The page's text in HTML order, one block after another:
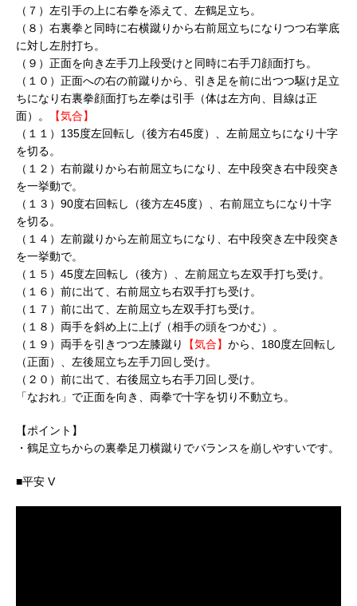
（７）左引手の上に右拳を添えて、左鶴足立ち。
（８）右裏拳と同時に右横蹴りから右前屈立ちになりつつ右掌底
に対し左肘打ち。
（９）正面を向き左手刀上段受けと同時に右手刀顔面打ち。
（１０）正面への右の前蹴りから、引き足を前に出つつ駆け足立
ちになり右裏拳顔面打ち左拳は引手（体は左方向、目線は正
面）。
【気合】
（１１）135度左回転し（後方右45度）、左前屈立ちになり十字
を切る。
（１２）右前蹴りから右前屈立ちになり、左中段突き右中段突き
を一挙動で。
（１３）90度右回転し（後方左45度）、右前屈立ちになり十字
を切る。
（１４）左前蹴りから左前屈立ちになり、右中段突き左中段突き
を一挙動で。
（１５）45度左回転し（後方）、左前屈立ち左双手打ち受け。
（１６）前に出て、右前屈立ち右双手打ち受け。
（１７）前に出て、左前屈立ち左双手打ち受け。
（１８）両手を斜め上に上げ（相手の頭をつかむ）。
（１９）両手を引きつつ左膝蹴り
【気合】 から、180度左回転し
（正面）、左後屈立ち左手刀回し受け。
（２０）前に出て、右後屈立ち右手刀回し受け。
「なおれ」で正面を向き、両拳で十字を切り不動立ち。
【ポイント】
・鶴足立ちからの裏拳足刀横蹴りでバランスを崩しやすいです。
■平安 V